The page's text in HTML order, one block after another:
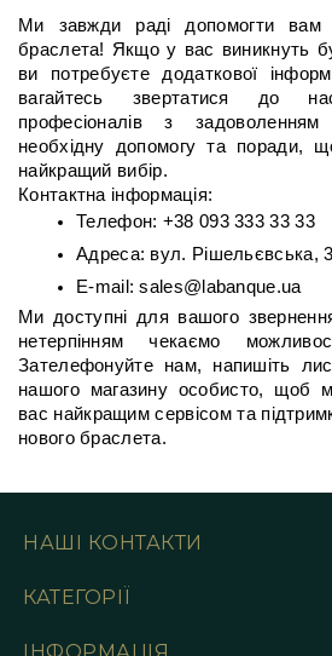
Ми завжди раді допомогти вам
браслета! Якщо у вас виникнуть
ви потребуєте додаткової
вагайтесь звертатися до
професіоналів з
необхідну допомогу та поради,
найкращий вибір.
Контактна інформація:
Телефон: +38 093 333 33 33
Адреса: вул. Рішельєвська,
E-mail: sales@labanque.ua
Ми доступні для вашого
нетерпінням чекаємо
Зателефонуйте нам, напишіть
нашого магазину особисто, щоб
вас найкращим сервісом та
нового браслета.
НАШІ КОНТАКТИ
КАТЕГОРІЇ